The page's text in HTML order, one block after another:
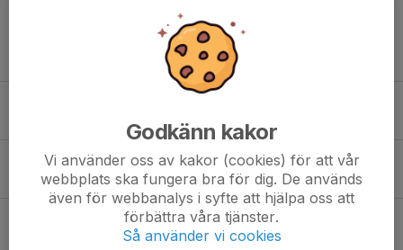
WILLIAM SKOOGH FLYTTAS UPP
Igår, 17:34 0
STORT TACK!
2 aug, 11:43 0
Godkänn kakor
Vi använder oss av kakor (cookies) för att vår
webbplats ska fungera bra för dig. De används
även för webbanalys i syfte att hjälpa oss att
förbättra våra tjänster.
Så använder vi cookies